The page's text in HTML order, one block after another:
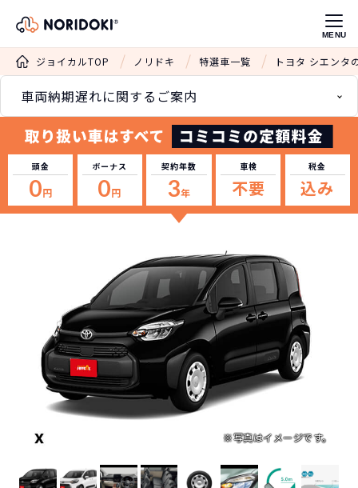
MENU
ジョイカルTOP ノリドキ 特選車一覧 トヨタ シエンタ
車両納期遅れに関するご案内
頭金
0円
ボーナス
0円
契約年数
3年
車検
不要
税金
込み